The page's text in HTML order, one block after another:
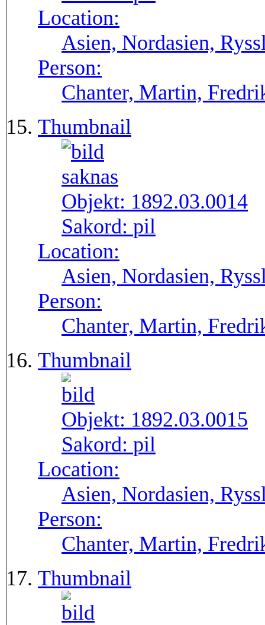
Location:
Asien, Nordasien,
Person:
Chanter, Martin,
Thumbnail
Objekt: 1892.03.0014
Sakord: pil
Location:
Asien, Nordasien,
Person:
Chanter, Martin,
Thumbnail
Objekt: 1892.03.0015
Sakord: pil
Location:
Asien, Nordasien,
Person:
Chanter, Martin,
Thumbnail